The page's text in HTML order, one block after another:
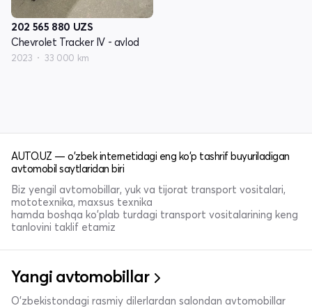
202 565 880 UZS
Chevrolet Tracker IV - avlod
2023 33 000 km
AUTO.UZ — o'zbek internetidagi eng ko'p tashrif buyuriladigan
avtomobil saytlaridan biri
Biz yengil avtomobillar, yuk va tijorat transport vositalari,
mototexnika, maxsus texnika
hamda boshqa ko'plab turdagi transport vositalarining keng
tanlovini taklif etamiz
Yangi avtomobillar
O'zbekistondagi rasmiy dilerlardan salondan avtomobillar